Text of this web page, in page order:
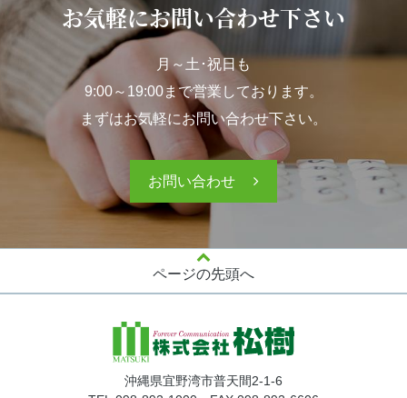
お気軽にお問い合わせ下さい
月～土･祝日も
9:00～19:00まで営業しております。
まずはお気軽にお問い合わせ下さい。
お問い合わせ
ページの先頭へ
沖縄県宜野湾市普天間2-1-6